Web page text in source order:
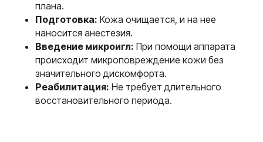
плана.
Подготовка: Кожа очищается, и на нее
наносится анестезия.
Введение микроигл: При помощи аппарата
происходит микроповреждение кожи без
значительного дискомфорта.
Реабилитация: Не требует длительного
восстановительного периода.